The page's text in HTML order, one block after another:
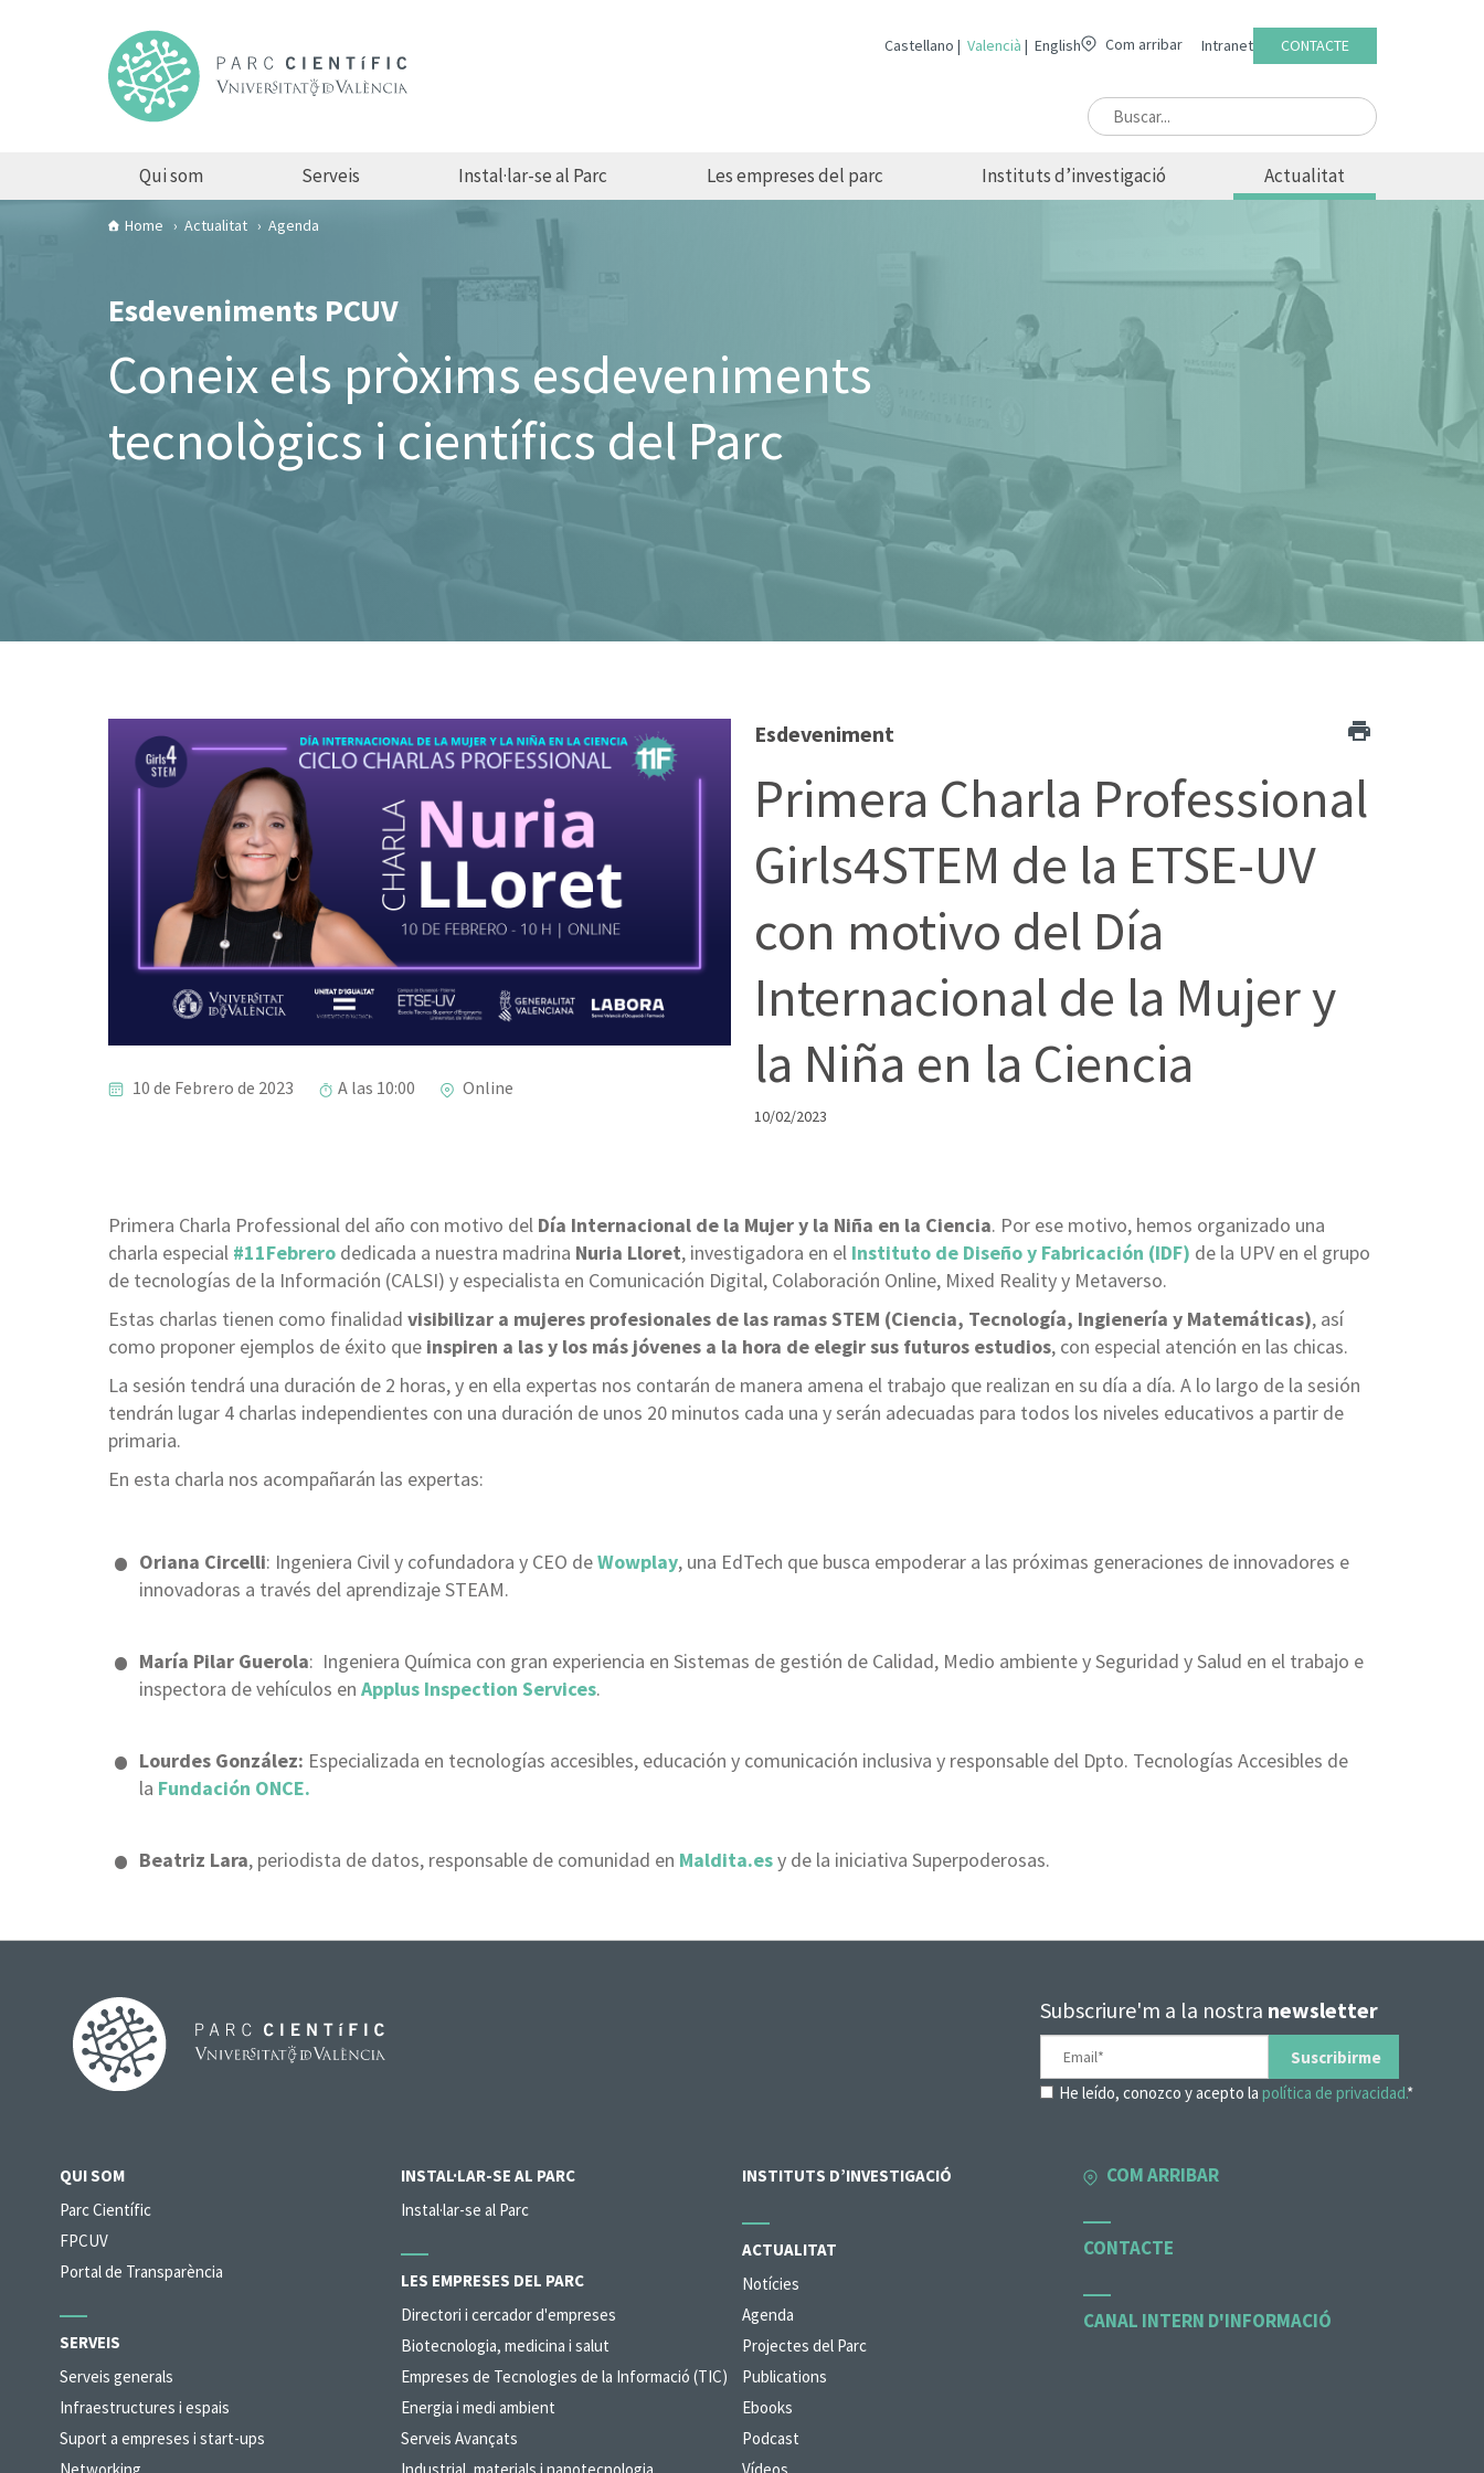
Castellano Valencià English Com arribar Intranet CONTACTE
Qui som Serveis Instal·lar-se al Parc Les empreses del parc Instituts d’investigació Actualitat
Home Actualitat Agenda
Esdeveniments PCUV
Coneix els pròxims esdeveniments
tecnològics i científics del Parc
10 de Febrero de 2023 A las 10:00 Online
Esdeveniment
Primera Charla Professional
Girls4STEM de la ETSE-UV
con motivo del Día
Internacional de la Mujer y
la Niña en la Ciencia
10/02/2023
Primera Charla Professional del año con motivo del Día Internacional de la Mujer y la Niña en la Ciencia. Por ese motivo, hemos organizado una
charla especial #11Febrerodedicada a nuestra madrina Nuria Lloret, investigadora en el Instituto de Diseño y Fabricación (IDF) de la UPV en el grupo
de tecnologías de la Información (CALSI) y especialista en Comunicación Digital, Colaboración Online, Mixed Reality y Metaverso.
Estas charlas tienen como finalidad visibilizar a mujeres profesionales de las ramas STEM (Ciencia, Tecnología, Ingienería y Matemáticas), así
como proponer ejemplos de éxito que inspiren a las y los más jóvenes a la hora de elegir sus futuros estudios, con especial atención en las chicas.
La sesión tendrá una duración de 2 horas, y en ella expertas nos contarán de manera amena el trabajo que realizan en su día a día. A lo largo de la sesión
tendrán lugar 4 charlas independientes con una duración de unos 20 minutos cada una y serán adecuadas para todos los niveles educativos a partir de
primaria.
En esta charla nos acompañarán las expertas:
Oriana Circelli: Ingeniera Civil y cofundadora y CEO deWowplay, una EdTech que busca empoderar a las próximas generaciones de innovadores e
innovadoras a través del aprendizaje STEAM.
María Pilar Guerola: Ingeniera Química con gran experiencia en Sistemas de gestión de Calidad, Medio ambiente y Seguridad y Salud en el trabajo e
inspectora de vehículos en Applus Inspection Services.
Lourdes González: Especializada en tecnologías accesibles, educación y comunicación inclusiva y responsable del Dpto. Tecnologías Accesibles de
la Fundación ONCE.
Beatriz Lara, periodista de datos, responsable de comunidad en Maldita.esy de la iniciativa Superpoderosas​​​​.
Subscriure'm a la nostra newsletter
He leído, conozco y acepto la política de privacidad.*
QUI SOM
Parc Científic
FPCUV
Portal de Transparència
SERVEIS
Serveis generals
Infraestructures i espais
Suport a empreses i start-ups
INSTAL·LAR-SE AL PARC
Instal·lar-se al Parc
LES EMPRESES DEL PARC
Directori i cercador d'empreses
Biotecnologia, medicina i salut
Empreses de Tecnologies de la Informació (TIC)
Energia i medi ambient
Serveis Avançats
INSTITUTS D’INVESTIGACIÓ
ACTUALITAT
Notícies
Agenda
Projectes del Parc
Publications
Ebooks
Podcast
COM ARRIBAR
CONTACTE
CANAL INTERN D'INFORMACIÓ